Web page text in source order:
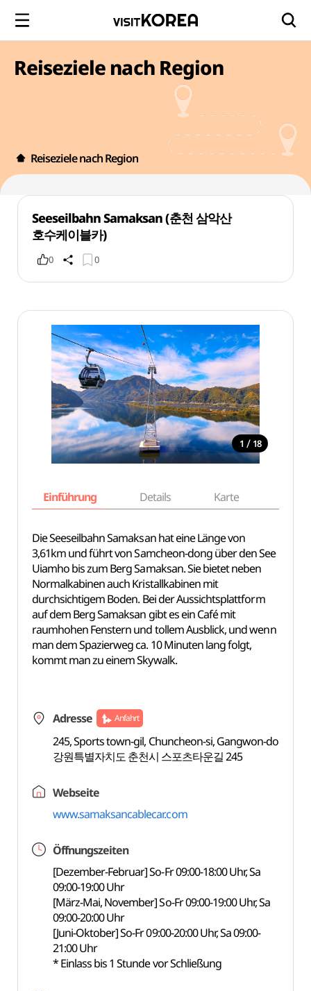
Reiseziele nach Region
Reiseziele nach Region
Seeseilbahn Samaksan (춘천 삼악산
호수케이블카)
0 0
1 / 18
Einführung Details Karte
Die Seeseilbahn Samaksan hat eine Länge von
3,61km und führt von Samcheon-dong über den See
Uiamho bis zum Berg Samaksan. Sie bietet neben
Normalkabinen auch Kristallkabinen mit
durchsichtigem Boden. Bei der Aussichtsplattform
auf dem Berg Samaksan gibt es ein Café mit
raumhohen Fenstern und tollem Ausblick, und wenn
man dem Spazierweg ca. 10 Minuten lang folgt,
kommt man zu einem Skywalk.
Adresse Anfahrt
245, Sports town-gil, Chuncheon-si, Gangwon-do
강원특별자치도 춘천시 스포츠타운길 245
Webseite
www.samaksancablecar.com
Öffnungszeiten
[Dezember-Februar] So-Fr 09:00-18:00 Uhr, Sa
09:00-19:00 Uhr
[März-Mai, November] So-Fr 09:00-19:00 Uhr, Sa
09:00-20:00 Uhr
[Juni-Oktober] So-Fr 09:00-20:00 Uhr, Sa 09:00-
21:00 Uhr
* Einlass bis 1 Stunde vor Schließung